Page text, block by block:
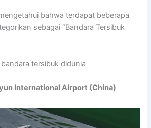
bahwa terdapat beberapa
sebagai “Bandara Tersibuk
tersibuk didunia
International Airport (China)